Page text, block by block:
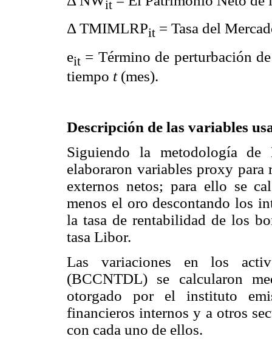
it
Δ TMIMLRPit = Tasa del
eit = Término de perturbación
tiempo t(mes).
Descripción de las variables
Siguiendo la metodología de
elaboraron variables proxy para
externos netos; para ello se
menos el oro descontando los
la tasa de rentabilidad de los
tasa Libor.
Las variaciones en los
(BCCNTDL) se calcularon
otorgado por el instituto
financieros internos y a otros
con cada uno de ellos.